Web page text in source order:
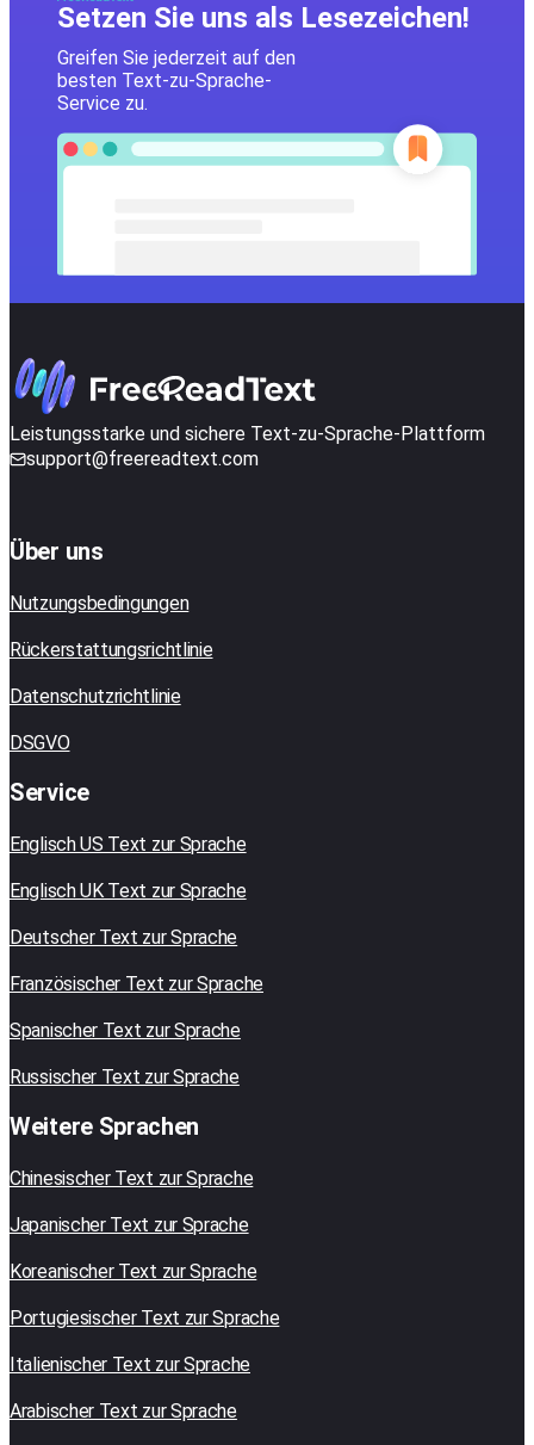
Setzen Sie uns als Lesezeichen!
Greifen Sie jederzeit auf den
besten Text-zu-Sprache-
Service zu.
Leistungsstarke und sichere Text-zu-Sprache-Plattform
support@freereadtext.com
Über uns
Nutzungsbedingungen
Rückerstattungsrichtlinie
Datenschutzrichtlinie
DSGVO
Service
Englisch US Text zur Sprache
Englisch UK Text zur Sprache
Deutscher Text zur Sprache
Französischer Text zur Sprache
Spanischer Text zur Sprache
Russischer Text zur Sprache
Weitere Sprachen
Chinesischer Text zur Sprache
Japanischer Text zur Sprache
Koreanischer Text zur Sprache
Portugiesischer Text zur Sprache
Italienischer Text zur Sprache
Arabischer Text zur Sprache